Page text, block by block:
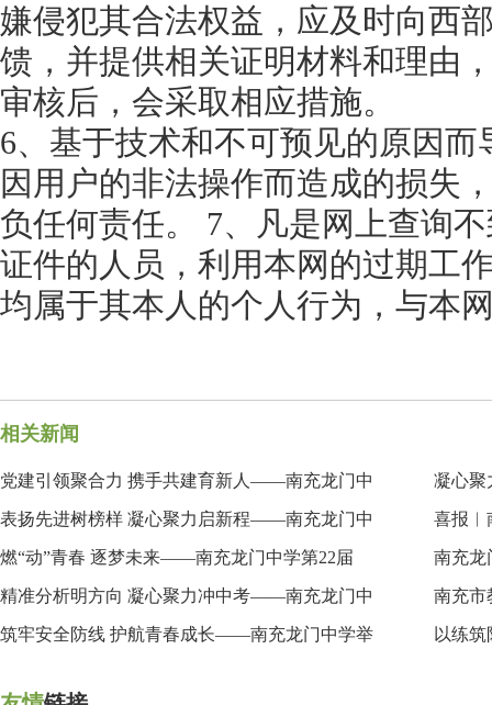
嫌侵犯其合法权益，应及时向西
馈，并提供相关证明材料和理由
审核后，会采取相应措施。
6、基于技术和不可预见的原因
因用户的非法操作而造成的损失
负任何责任。 7、凡是网上查询
证件的人员，利用本网的过期工
均属于其本人的个人行为，与本
相关新闻
党建引领聚合力 携手共建育新人——南充龙门中 凝心
表扬先进树榜样 凝心聚力启新程——南充龙门中 喜报︱
燃“动”青春 逐梦未来——南充龙门中学第22届 南充龙
精准分析明方向 凝心聚力冲中考——南充龙门中 南充市
筑牢安全防线 护航青春成长——南充龙门中学举 以练